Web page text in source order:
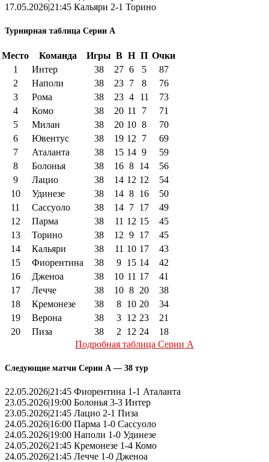
17.05.2026|21:45 Кальяри 2-1 Торино
Турнирная таблица Серии А
Место Команда Игры В Н П Очки
1
Интер 38 27 6 5
87
2
Наполи 38 23 7 8
76
3
Рома 38 23 4 11
73
4
Комо 38 20 11 7
71
5
Милан 38 20 10 8
70
6
Ювентус 38 19 12 7
69
7
Аталанта 38 15 14 9
59
8
Болонья 38 16 8 14
56
9
Лацио 38 14 12 12
54
10
Удинезе 38 14 8 16
50
11
Сассуоло 38 14 7 17
49
12
Парма 38 11 12 15
45
13
Торино 38 12 9 17
45
14
Кальяри 38 11 10 17
43
15
Фиорентина 38 9 15 14
42
16
Дженоа 38 10 11 17
41
17
Лечче 38 10 8 20
38
18
Кремонезе 38 8 10 20
34
19
Верона 38 3 12 23
21
20
Пиза 38 2 12 24
18
Подробная таблица Серии А
Следующие матчи Серии А — 38 тур
22.05.2026|21:45 Фиорентина 1-1 Аталанта
23.05.2026|19:00 Болонья 3-3 Интер
23.05.2026|21:45 Лацио 2-1 Пиза
24.05.2026|16:00 Парма 1-0 Сассуоло
24.05.2026|19:00 Наполи 1-0 Удинезе
24.05.2026|21:45 Кремонезе 1-4 Комо
24.05.2026|21:45 Лечче 1-0 Дженоа